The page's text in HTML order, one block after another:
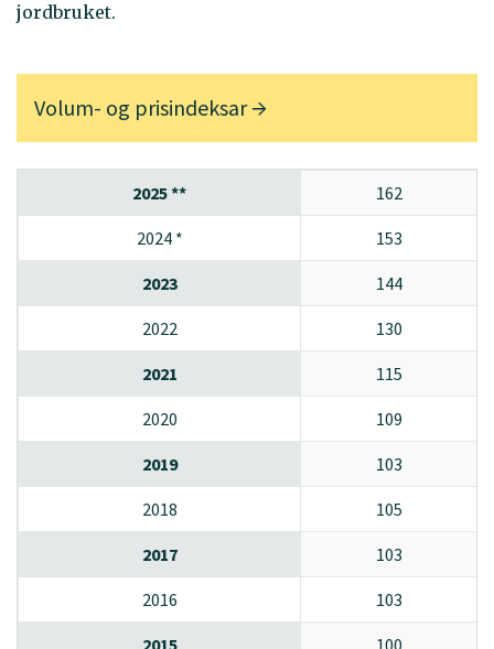
jordbruket.
Volum- og prisindeksar
2025 ** 162
2024 * 153
2023 144
2022 130
2021 115
2020 109
2019 103
2018 105
2017 103
2016 103
2015 100